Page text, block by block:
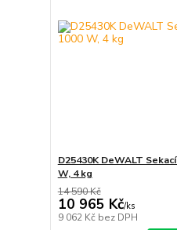
D25430K DeWALT
W, 4 kg
14 590 Kč
10 965 Kč/ks
9 062 Kč bez DPH